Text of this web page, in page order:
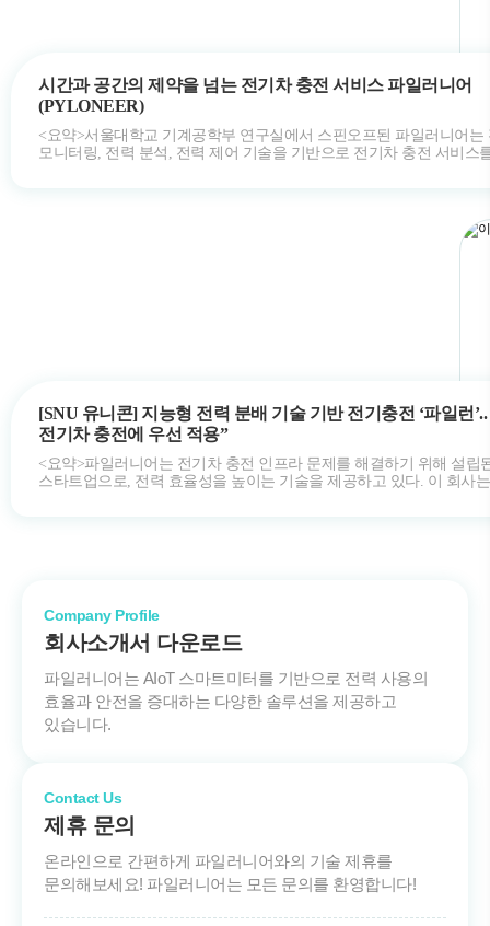
시간과 공간의 제약을 넘는 전기차 충전 서비스 파일러니어
(PYLONEER)
<요약>서울대학교 기계공학부 연구실에서 스핀오프된 파일러니어는
모니터링, 전력 분석, 전력 제어 기술을 기반으로 전기차 충전 서비스
[SNU 유니콘] 지능형 전력 분배 기술 기반 전기충전 ‘파일런
전기차 충전에 우선 적용”
<요약>파일러니어는 전기차 충전 인프라 문제를 해결하기 위해 설립
스타트업으로, 전력 효율성을 높이는 기술을 제공하고 있다. 이 회사는
Company Profile
회사소개서 다운로드
파일러니어는 AIoT 스마트미터를 기반으로 전력 사용의
효율과 안전을 증대하는 다양한 솔루션을 제공하고
있습니다.
Contact Us
제휴 문의
온라인으로 간편하게 파일러니어와의 기술 제휴를
문의해보세요! 파일러니어는 모든 문의를 환영합니다!